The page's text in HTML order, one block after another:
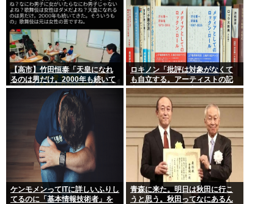
【高市】竹田恒泰「天皇になれ
るのは男だけ。2000年も続いて
きた伝統。歌舞伎も女は駄目だ
ロキノン「批評は対象がなくて
も自立する。アーティストの記
事に自分語りしか書かなくても
OK」 これさぁ…
ケンモメンってITに詳しいふりし
てるのに「基本情報技術者」を
青森に来た。明日は秋田に行こ
うと思う。秋田ってなにあるん